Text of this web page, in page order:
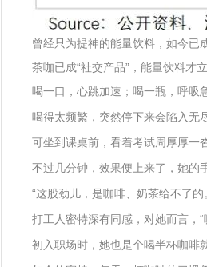
曾经只为提神的能量饮料，如今已
茶咖已成“社交产品”，能量饮料才
喝一口，心跳加速；喝一瓶，呼
喝得太频繁，突然停下来会陷入无
可坐到课桌前，看着考试周厚厚一
不过几分钟，效果便上来了，她的
“这股劲儿，是咖啡、奶茶给不了的
打工人密特深有同感，对她而言，
初入职场时，她也是个喝半杯咖啡